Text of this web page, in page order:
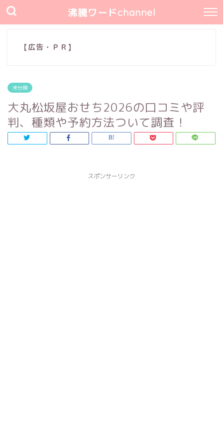
沸騰ワードchannel
【広告・ＰＲ】
未分類
大丸松坂屋おせち2026の口コミや評
判、種類や予約方法ついて調査！
スポンサーリンク